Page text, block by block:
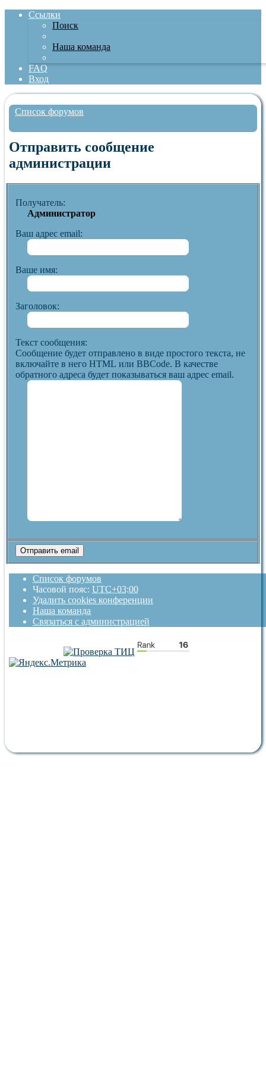
Ссылки
Поиск
Наша команда
FAQ
Вход
Список форумов
Отправить сообщение
администрации
Получатель:
Администратор
Ваш адрес email:
Ваше имя:
Заголовок:
Текст сообщения:
Сообщение будет отправлено в виде простого текста, не
включайте в него HTML или BBCode. В качестве
обратного адреса будет показываться ваш адрес email.
Список форумов
Часовой пояс: UTC+03:00
Удалить cookies конференции
Наша команда
Связаться с администрацией